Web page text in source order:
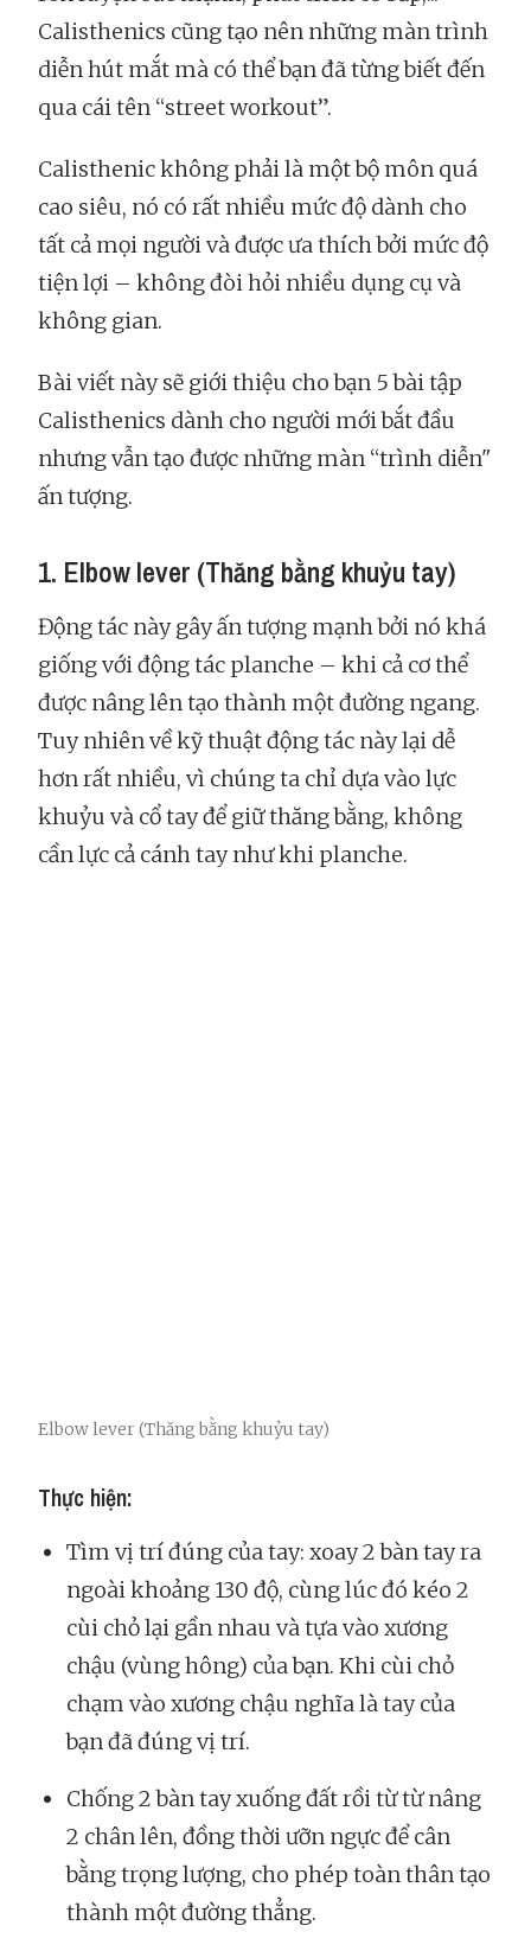
Calisthenics cũng tạo nên những màn trình
diễn hút mắt mà có thể bạn đã từng biết đến
qua cái tên “street workout”.
Calisthenic không phải là một bộ môn quá
cao siêu, nó có rất nhiều mức độ dành cho
tất cả mọi người và được ưa thích bởi mức độ
tiện lợi – không đòi hỏi nhiều dụng cụ và
không gian.
Bài viết này sẽ giới thiệu cho bạn 5 bài tập
Calisthenics dành cho người mới bắt đầu
nhưng vẫn tạo được những màn “trình diễn"
ấn tượng.
1. Elbow lever (Thăng bằng khuỷu tay)
Động tác này gây ấn tượng mạnh bởi nó khá
giống với động tác planche – khi cả cơ thể
được nâng lên tạo thành một đường ngang.
Tuy nhiên về kỹ thuật động tác này lại dễ
hơn rất nhiều, vì chúng ta chỉ dựa vào lực
khuỷu và cổ tay để giữ thăng bằng, không
cần lực cả cánh tay như khi planche.
Elbow lever (Thăng bằng khuỷu tay)
Thực hiện:
Tìm vị trí đúng của tay: xoay 2 bàn tay ra
ngoài khoảng 130 độ, cùng lúc đó kéo 2
cùi chỏ lại gần nhau và tựa vào xương
chậu (vùng hông) của bạn. Khi cùi chỏ
chạm vào xương chậu nghĩa là tay của
bạn đã đúng vị trí.
Chống 2 bàn tay xuống đất rồi từ từ nâng
2 chân lên, đồng thời ưỡn ngực để cân
bằng trọng lượng, cho phép toàn thân tạo
thành một đường thẳng.